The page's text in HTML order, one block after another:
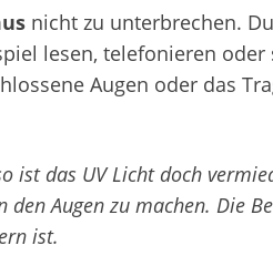
nicht zu unterbrechen.
lesen, telefonieren
Augen oder das
ist das UV Licht doch
Augen zu machen. Die
ist.